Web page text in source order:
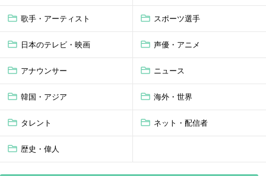
歌手・アーティスト スポーツ選手
日本のテレビ・映画 声優・アニメ
アナウンサー ニュース
韓国・アジア 海外・世界
タレント ネット・配信者
歴史・偉人